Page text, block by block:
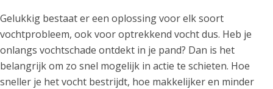
Gelukkig bestaat er een oplossing voor elk soort
vochtprobleem, ook voor optrekkend vocht dus. Heb je
onlangs vochtschade ontdekt in je pand? Dan is het
belangrijk om zo snel mogelijk in actie te schieten. Hoe
sneller je het vocht bestrijdt, hoe makkelijker en minder